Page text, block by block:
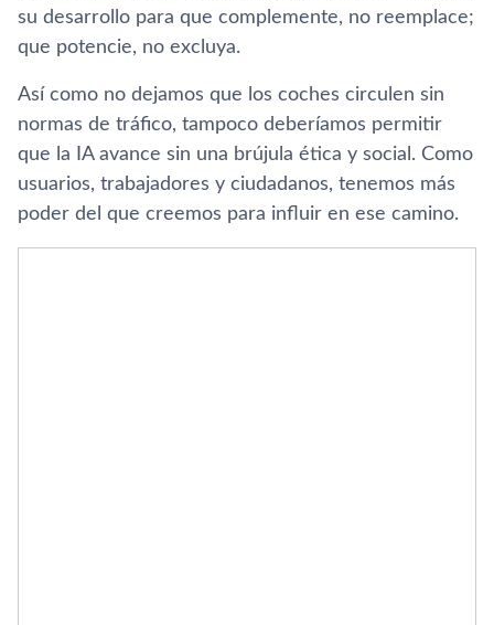
su desarrollo para que complemente, no reemplace;
que potencie, no excluya.
Así como no dejamos que los coches circulen sin
normas de tráfico, tampoco deberíamos permitir
que la IA avance sin una brújula ética y social. Como
usuarios, trabajadores y ciudadanos, tenemos más
poder del que creemos para influir en ese camino.